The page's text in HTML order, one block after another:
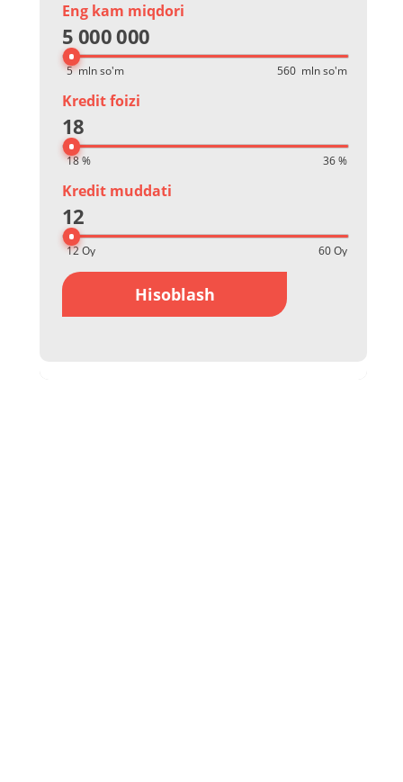
Eng kam miqdori
5 000 000
Kredit foizi
18
Kredit muddati
12
Hisoblash